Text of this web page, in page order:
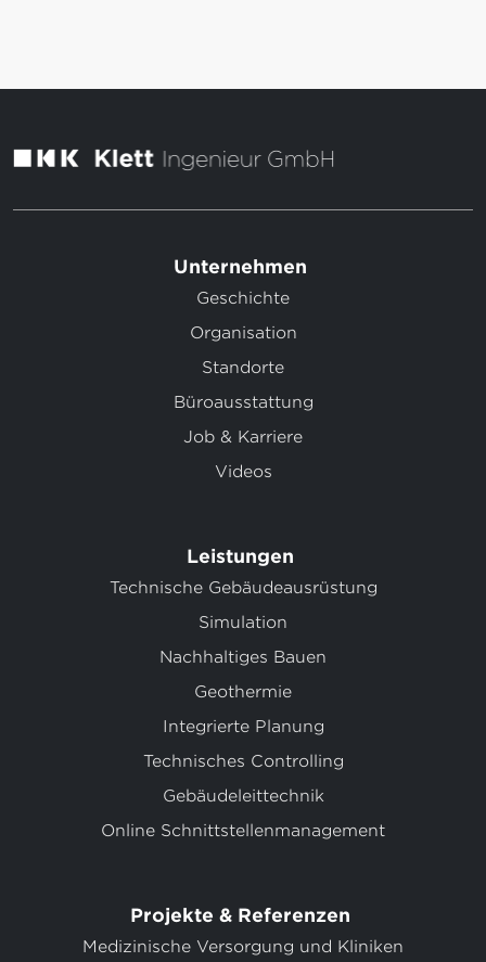
Unternehmen
Geschichte
Organisation
Standorte
Büroausstattung
Job & Karriere
Videos
Leistungen
Technische Gebäudeausrüstung
Simulation
Nachhaltiges Bauen
Geothermie
Integrierte Planung
Technisches Controlling
Gebäudeleittechnik
Online Schnittstellenmanagement
Projekte & Referenzen
Medizinische Versorgung und Kliniken